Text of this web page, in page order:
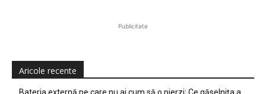
Publicitate
Aricole recente
Bateria externă pe care nu ai cum să o pierzi; Ce găselniţa a